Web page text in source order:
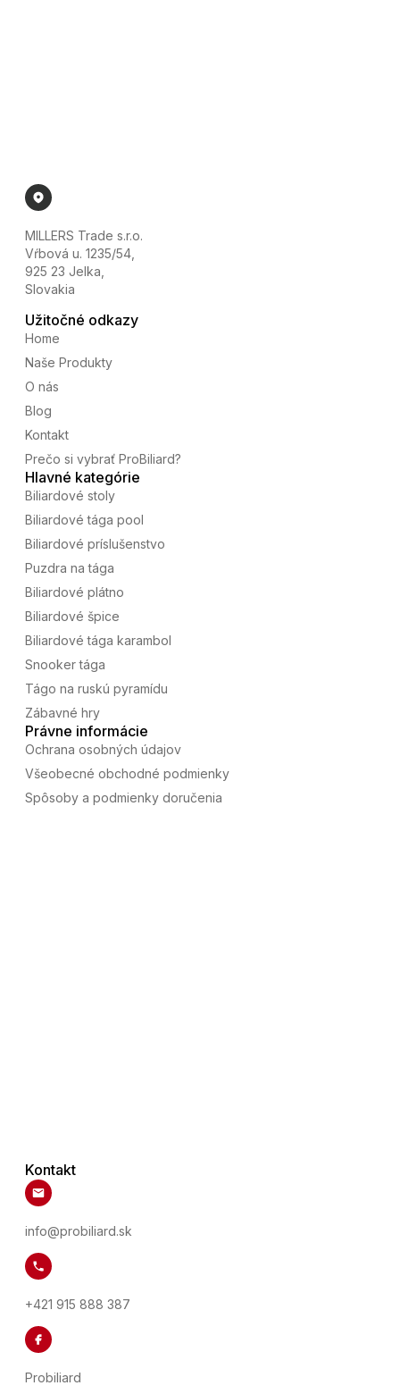
MILLERS Trade s.r.o.
Vŕbová u. 1235/54,
925 23 Jelka,
Slovakia
Užitočné odkazy
Home
Naše Produkty
O nás
Blog
Kontakt
Prečo si vybrať ProBiliard?
Hlavné kategórie
Biliardové stoly
Biliardové tága pool
Biliardové príslušenstvo
Puzdra na tága
Biliardové plátno
Biliardové špice
Biliardové tága karambol
Snooker tága
Tágo na ruskú pyramídu
Zábavné hry
Právne informácie
Ochrana osobných údajov
Všeobecné obchodné podmienky
Spôsoby a podmienky doručenia
Kontakt
info@probiliard.sk
+421 915 888 387
Probiliard